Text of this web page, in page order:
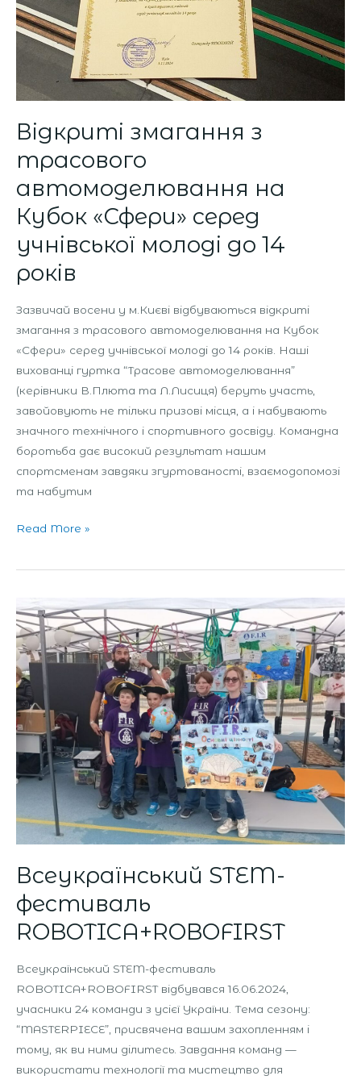
Відкриті змагання з
трасового
автомоделювання на
Кубок «Сфери» серед
учнівської молоді до 14
років
Зазвичай восени у м.Києві відбуваються відкриті
змагання з трасового автомоделювання на Кубок
«Сфери» серед учнівської молоді до 14 років. Наші
вихованці гуртка “Трасове автомоделювання”
(керівники В.Плюта та Л.Лисиця) беруть участь,
завойовують не тільки призові місця, а і набувають
значного технічного і спортивного досвіду. Командна
боротьба дає високий результат нашим
спортсменам завдяки згуртованості, взаємодопомозі
та набутим
Read More »
Всеукраїнський STEM-
фестиваль
ROBOTICA+ROBOFIRST
Всеукраїнський STEM-фестиваль
ROBOTICA+ROBOFIRST відбувався 16.06.2024,
учасники 24 команди з усієї України. Тема сезону:
“MASTERPIECE”, присвячена вашим захопленням і
тому, як ви ними ділитесь. Завдання команд —
використати технології та мистецтво для
Всеукраїнський
STEM-
фестиваль
ROBOTICA+ROBOFIRST